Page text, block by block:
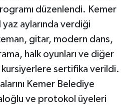
düzenlendi. Kemer
yaz aylarında verdiği
gitar, modern dans,
halk oyunları ve diğer
kursiyerlere sertifika verildi.
Kemer Belediye
ve protokol üyeleri